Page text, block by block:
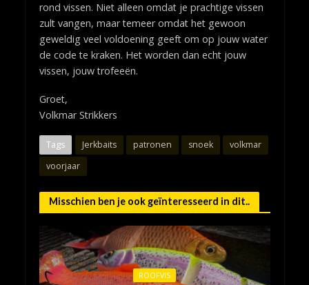
rond vissen. Niet alleen omdat je prachtige vissen
zult vangen, maar temeer omdat het gewoon
geweldig veel voldoening geeft om op jouw water
de code te kraken. Het worden dan echt jouw
vissen, jouw trofeeën.
Groet,
Volkmar Strikkers
Tags Jerkbaits patronen snoek
volkmar
voorjaar
Misschien ben je ook geïnteresseerd in dit..
ROOFVIS